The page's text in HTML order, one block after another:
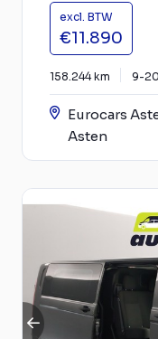
excl. BTW
€11.890
158.244 km 9-
Eurocars
Asten